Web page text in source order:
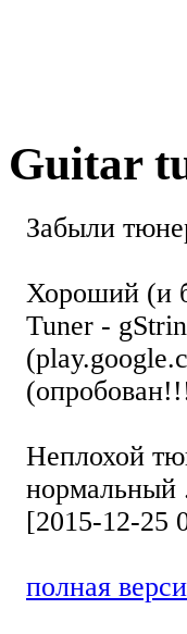
Guitar
Забыли
Хороший (и
Tuner -
Неплохой
нормальный
[2015-12-25
полная